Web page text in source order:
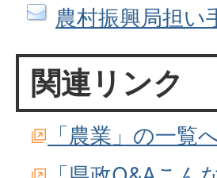
農村振興局担い
関連リンク
「農業」の一覧